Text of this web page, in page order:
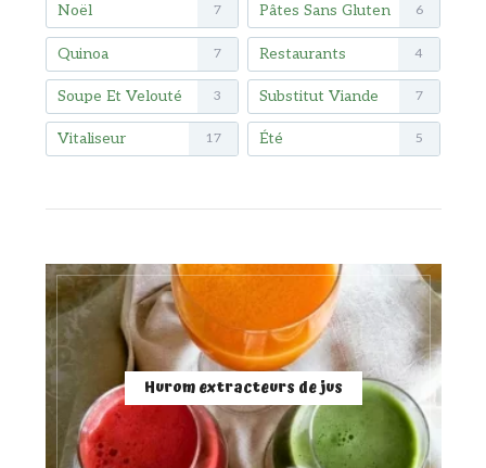
Noël 7 Pâtes Sans Gluten 6
Quinoa 7 Restaurants 4
Soupe Et Velouté 3 Substitut Viande 7
Vitaliseur 17 Été 5
Hurom extracteurs de jus